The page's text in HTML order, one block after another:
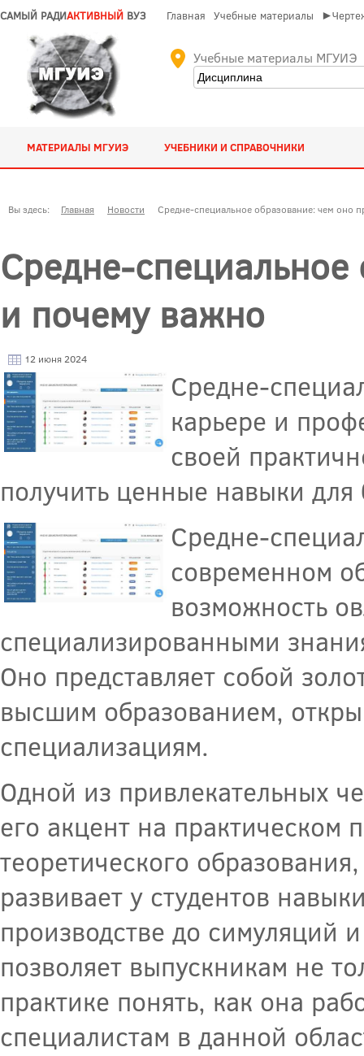
САМЫЙ РАДИАКТИВНЫЙ ВУЗ Главная Учебные материалы
Учебные материалы МГУИЭ
МАТЕРИАЛЫ МГУИЭ УЧЕБНИКИ И СПРАВОЧНИКИ
Вы здесь: Главная Новости Средне-специальное образование: чем оно
Средне-специальное
и почему важно
12 июня 2024
Средне-
карьере и
своей
получить ценные навыки
Средне-
современном
возможность
специализированными
Оно представляет собой
высшим образованием,
специализациям.
Одной из привлекательных
его акцент на
теоретического
развивает у студентов
производстве до симуляций
позволяет выпускникам не
практике понять, как она
специалистам в данной